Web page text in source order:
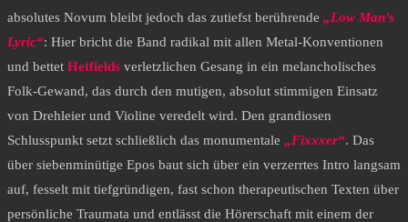
absolutes Novum bleibt jedoch das zutiefst berührende „Low Man’s
Lyric“: Hier bricht die Band radikal mit allen Metal-Konventionen
und bettet Hetfields verletzlichen Gesang in ein melancholisches
Folk-Gewand, das durch den mutigen, absolut stimmigen Einsatz
von Drehleier und Violine veredelt wird. Den grandiosen
Schlusspunkt setzt schließlich das monumentale „Fixxxer“. Das
über siebenminütige Epos baut sich über ein verzerrtes Intro langsam
auf, fesselt mit tiefgründigen, fast schon therapeutischen Texten über
persönliche Traumata und entlässt die Hörerschaft mit einem der